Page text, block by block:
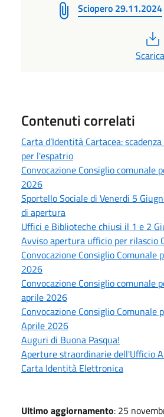
Sciopero 29.11.2024
Scarica
Contenuti correlati
Carta d’Identità Cartacea:
per l'espatrio
Convocazione Consiglio comunale
2026
Sportello Sociale di Venerdi 5
di apertura
Uffici e Biblioteche chiusi il 1 e 2
Avviso apertura ufficio per rilascio
Convocazione Consiglio Comunale
2026
Convocazione Consiglio comunale
aprile 2026
Convocazione Consiglio Comunale
Aprile 2026
Auguri di Buona Pasqua!
Aperture straordinarie dell'Ufficio
Carta Identità Elettronica
Ultimo aggiornamento: 25